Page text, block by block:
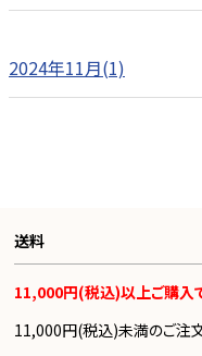
2024年11月(1)
送料
11,000円(税込)以上ご購入
11,000円(税込)未満のご注